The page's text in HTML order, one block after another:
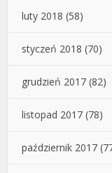
luty 2018 (58)
styczeń 2018 (70)
grudzień 2017 (82)
listopad 2017 (78)
październik 2017